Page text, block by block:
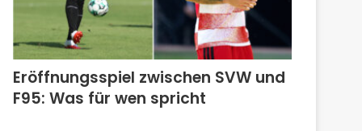
Eröffnungsspiel zwischen SVW und
F95: Was für wen spricht